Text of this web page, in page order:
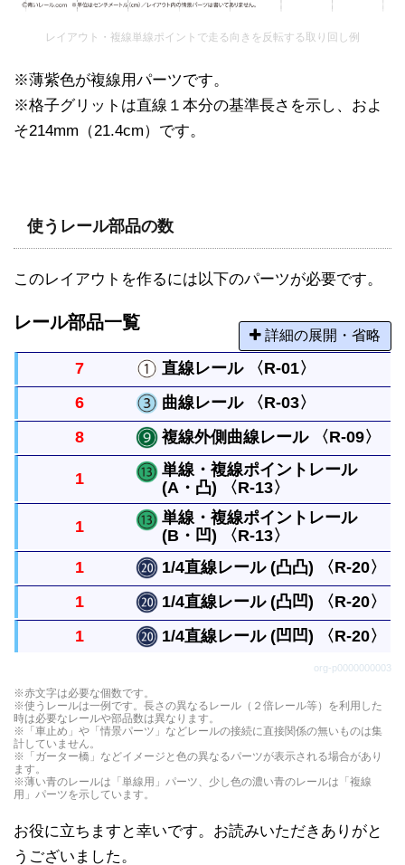
レイアウト・複線単線ポイントで走る向きを反転する取り回し例
※薄紫色が複線用パーツです。
※格子グリットは直線１本分の基準長さを示し、およ
そ214mm（21.4cm）です。
使うレール部品の数
このレイアウトを作るには以下のパーツが必要です。
レール部品一覧
詳細の展開・省略
7 直線レール 〈R-01〉
まっすぐなレールですべてのレールの基本になる長
さです。
6 曲線レール 〈R-03〉
曲がったレールで半径は直線レール１本と同じで
す。円には８本必要です。
8 複線外側曲線レール 〈R-09〉
複線曲線レール外側の長い方のレールを１本だけ使
う場合のレールです。
1
単線・複線ポイントレール
(A・凸) 〈R-13〉
１本のレールから複線レールに分けるレールです。
1
単線・複線ポイントレール
(B・凹) 〈R-13〉
１本のレールから複線レールに分けるレールです。
1 1/4直線レール (凸凸) 〈R-20〉
直線レールの1/4の長さの真っすぐなレールです。
つなぎ目が凸凸、凸凹、凹凹になった３種類があり
1 1/4直線レール (凸凹) 〈R-20〉
ます。
1 1/4直線レール (凹凹) 〈R-20〉
直線レールの1/4の長さの真っすぐなレールです。
つなぎ目が凸凸、凸凹、凹凹になった３種類があり
ます。
org-p0000000003
※赤文字は必要な個数です。
※使うレールは一例です。長さの異なるレール（２倍レール等）を利用した
時は必要なレールや部品数は異なります。
※「車止め」や「情景パーツ」などレールの接続に直接関係の無いものは集
計していません。
※「ガーター橋」などイメージと色の異なるパーツが表示される場合があり
ます。
※薄い青のレールは「単線用」パーツ、少し色の濃い青のレールは「複線
用」パーツを示しています。
お役に立ちますと幸いです。お読みいただきありがと
うございました。